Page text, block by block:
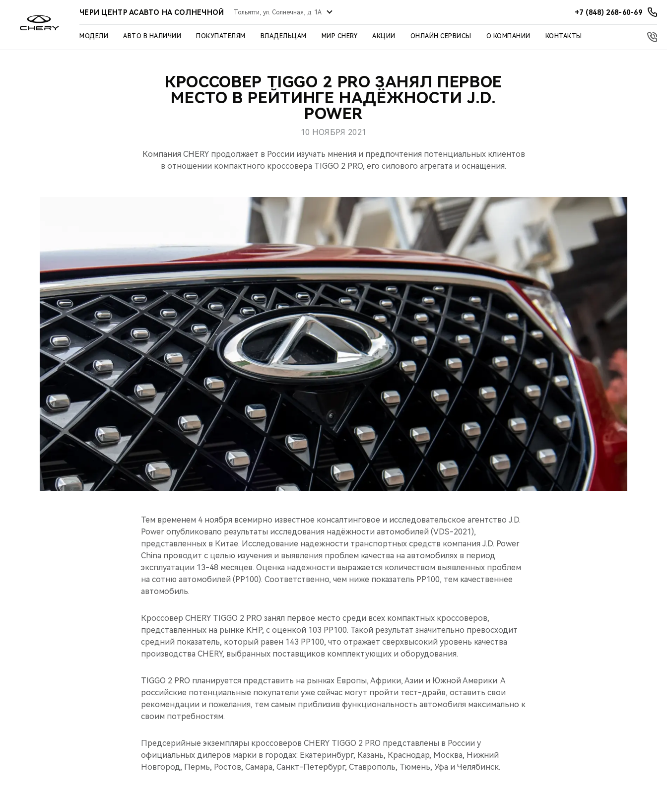
ЧЕРИ ЦЕНТР АСАВТО НА СОЛНЕЧНОЙ Тольятти, ул. Солнечная, д. 1А +7 (848) 268-60-69
МОДЕЛИ АВТО В НАЛИЧИИ ПОКУПАТЕЛЯМ ВЛАДЕЛЬЦАМ МИР CHERY АКЦИИ ОНЛАЙН СЕРВИСЫ О КОМПАНИИ КОНТАКТЫ
КРОССОВЕР TIGGO 2 PRO ЗАНЯЛ ПЕРВОЕ
МЕСТО В РЕЙТИНГЕ НАДЁЖНОСТИ J.D.
POWER
10 НОЯБРЯ 2021
Компания CHERY продолжает в России изучать мнения и предпочтения потенциальных клиентов
в отношении компактного кроссовера TIGGO 2 PRO, его силового агрегата и оснащения.
Тем временем 4 ноября всемирно известное консалтинговое и исследовательское агентство J.D.
Power опубликовало результаты исследования надёжности автомобилей (VDS-2021),
представленных в Китае. Исследование надежности транспортных средств компания J.D. Power
China проводит с целью изучения и выявления проблем качества на автомобилях в период
эксплуатации 13-48 месяцев. Оценка надежности выражается количеством выявленных проблем
на сотню автомобилей (PP100). Соответственно, чем ниже показатель PP100, тем качественнее
автомобиль.
Кроссовер CHERY TIGGO 2 PRO занял первое место среди всех компактных кроссоверов,
представленных на рынке КНР, c оценкой 103 PP100. Такой результат значительно превосходит
средний показатель, который равен 143 PP100, что отражает сверхвысокий уровень качества
производства CHERY, выбранных поставщиков комплектующих и оборудования.
TIGGO 2 PRO планируется представить на рынках Европы, Африки, Азии и Южной Америки. А
российские потенциальные покупатели уже сейчас могут пройти тест-драйв, оставить свои
рекомендации и пожелания, тем самым приблизив функциональность автомобиля максимально к
своим потребностям.
Предсерийные экземпляры кроссоверов CHERY TIGGO 2 PRO представлены в России у
официальных дилеров марки в городах: Екатеринбург, Казань, Краснодар, Москва, Нижний
Новгород, Пермь, Ростов, Самара, Санкт-Петербург, Ставрополь, Тюмень, Уфа и Челябинск.